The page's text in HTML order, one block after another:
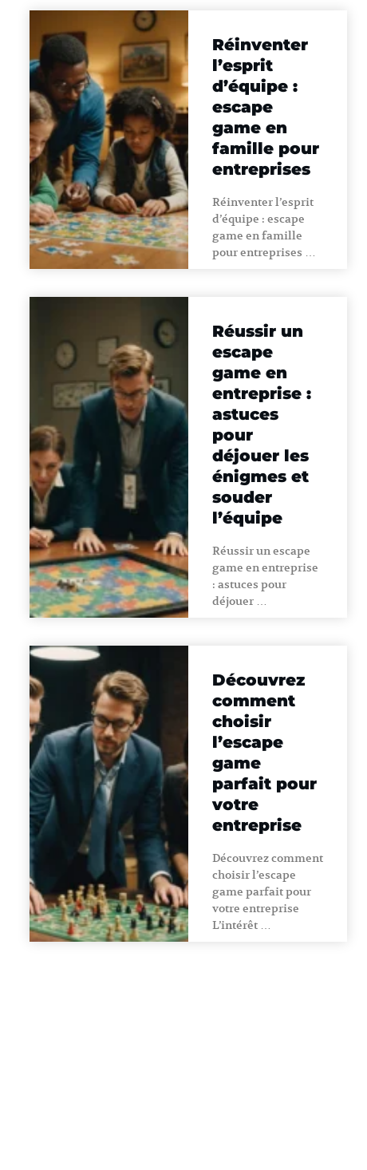
Réinventer
l’esprit
d’équipe :
escape
game en
famille pour
entreprises
Réinventer l’esprit
d’équipe : escape
game en famille
pour entreprises …
Réussir un
escape
game en
entreprise :
astuces
pour
déjouer les
énigmes et
souder
l’équipe
Réussir un escape
game en entreprise
: astuces pour
déjouer …
Découvrez
comment
choisir
l’escape
game
parfait pour
votre
entreprise
Découvrez comment
choisir l’escape
game parfait pour
votre entreprise
L’intérêt …